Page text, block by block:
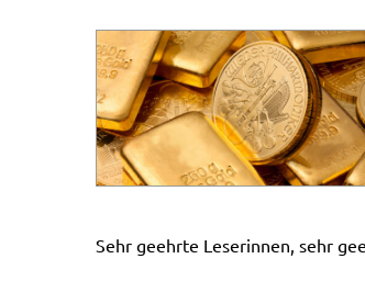
Sehr geehrte Leserinnen, sehr